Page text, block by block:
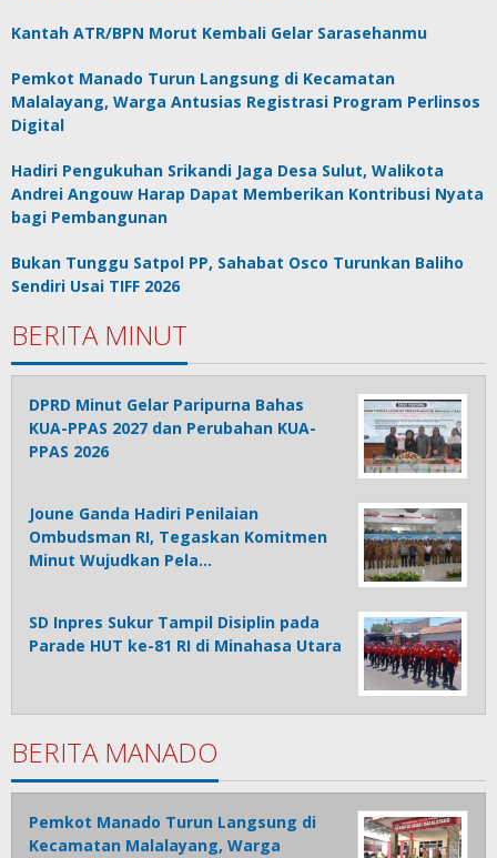
Kantah ATR/BPN Morut Kembali Gelar Sarasehanmu
Pemkot Manado Turun Langsung di Kecamatan
Malalayang, Warga Antusias Registrasi Program Perlinsos
Digital
Hadiri Pengukuhan Srikandi Jaga Desa Sulut, Walikota
Andrei Angouw Harap Dapat Memberikan Kontribusi Nyata
bagi Pembangunan
Bukan Tunggu Satpol PP, Sahabat Osco Turunkan Baliho
Sendiri Usai TIFF 2026
BERITA MINUT
DPRD Minut Gelar Paripurna Bahas
KUA-PPAS 2027 dan Perubahan KUA-
PPAS 2026
Joune Ganda Hadiri Penilaian
Ombudsman RI, Tegaskan Komitmen
Minut Wujudkan Pela…
SD Inpres Sukur Tampil Disiplin pada
Parade HUT ke-81 RI di Minahasa Utara
BERITA MANADO
Pemkot Manado Turun Langsung di
Kecamatan Malalayang, Warga